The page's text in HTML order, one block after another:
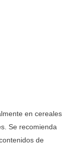
en cereales
Se recomienda
de